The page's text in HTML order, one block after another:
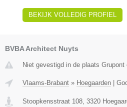
BEKIJK VOLLEDIG PROFIEL
BVBA Architect Nuyts
Niet gevestigd in de plaats Grupont
Vlaams-Brabant » Hoegaarden |
Stoopkensstraat 108 3320